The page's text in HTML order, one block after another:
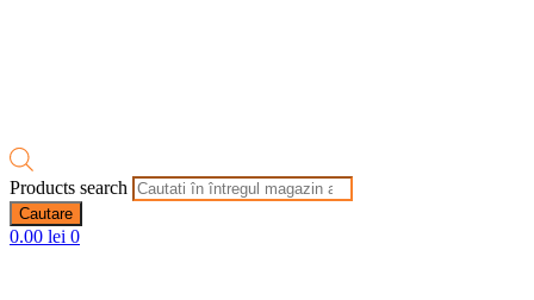
Products search
Cautare
0.00 lei 0